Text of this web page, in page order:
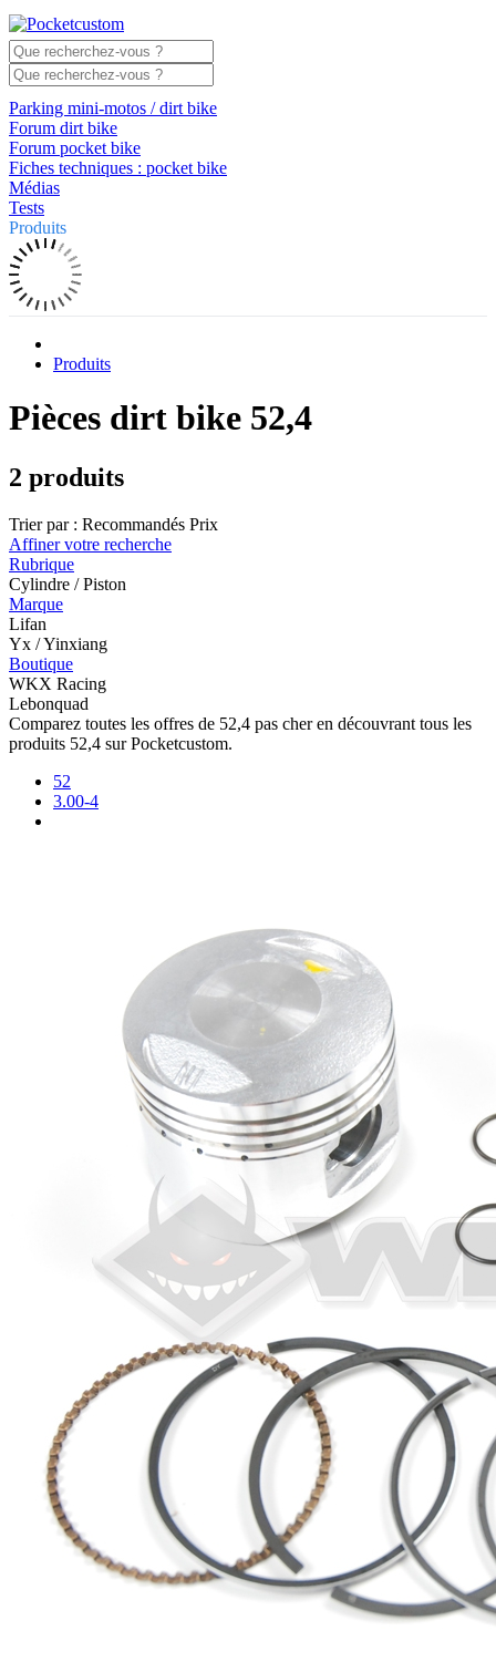
Parking mini-motos / dirt bike
Forum dirt bike
Forum pocket bike
Fiches techniques : pocket bike
Médias
Tests
Produits
Produits
Pièces dirt bike 52,4
2 produits
Trier par : Recommandés Prix
Affiner votre recherche
Rubrique
Cylindre / Piston
Marque
Lifan
Yx / Yinxiang
Boutique
WKX Racing
Lebonquad
Comparez toutes les offres de 52,4 pas cher en découvrant tous les
produits 52,4 sur Pocketcustom.
52
3.00-4